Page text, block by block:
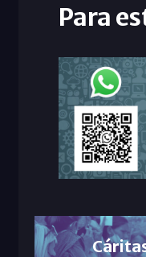
Para